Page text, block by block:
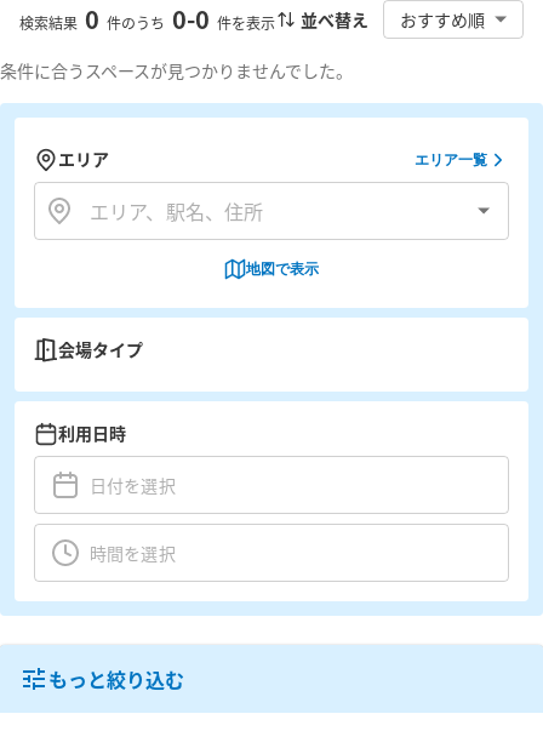
検索結果 0 件のうち 0-0 件を表示 並べ替え おすすめ順
条件に合うスペースが見つかりませんでした。
エリア エリア一覧
地図で表示
会場タイプ
利用日時
もっと絞り込む